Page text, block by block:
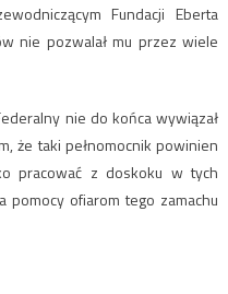
Fundacji Eberta
nie pozwalał mu przez wiele
nie do końca wywiązał
że taki pełnomocnik powinien
pracować z doskoku w tych
pomocy ofiarom tego zamachu